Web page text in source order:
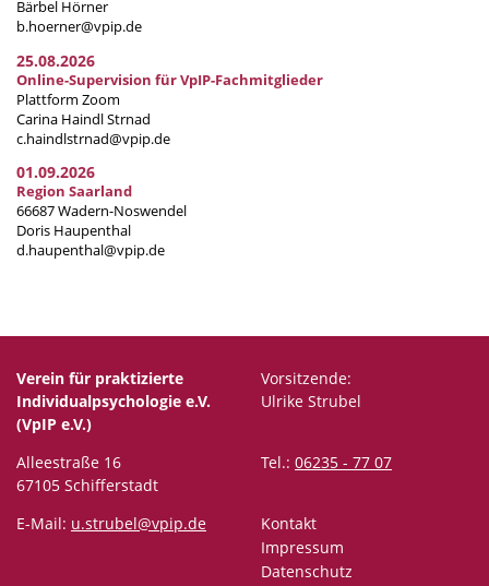
Bärbel Hörner
b.hoerner@vpip.de
25.08.2026
Online-Supervision für VpIP-Fachmitglieder
Plattform Zoom
Carina Haindl Strnad
c.haindlstrnad@vpip.de
01.09.2026
Region Saarland
66687 Wadern-Noswendel
Doris Haupenthal
d.haupenthal@vpip.de
Verein für praktizierte
Individualpsychologie e.V.
(VpIP e.V.)
Vorsitzende:
Ulrike Strubel
Alleestraße 16
67105 Schifferstadt
Tel.: 06235 - 77 07
E-Mail: u.strubel@vpip.de
Kontakt
Impressum
Datenschutz